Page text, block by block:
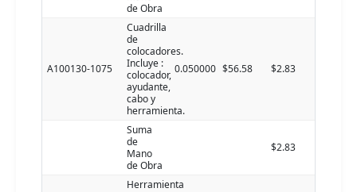
de Obra
A100130-1075
Cuadrilla
de
colocadores.
Incluye :
colocador,
ayudante,
cabo y
herramienta.
0.050000 $56.58 $2.83
Suma
de
Mano
de Obra
$2.83
Herramienta